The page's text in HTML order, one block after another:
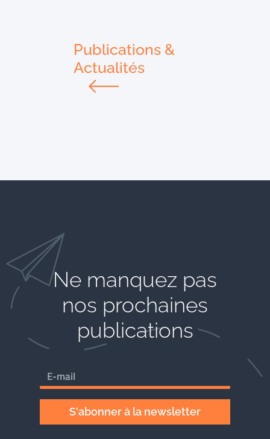
Publications &
Actualités
Ne manquez pas
nos prochaines
publications
S'abonner à la newsletter